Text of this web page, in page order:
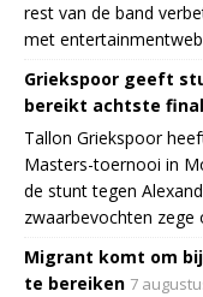
rest van de band
met
Griekspoor geeft
bereikt achtste
Tallon Griekspoor
Masters-toernooi in
de stunt tegen
zwaarbevochten zege
Migrant komt om
te bereiken 7